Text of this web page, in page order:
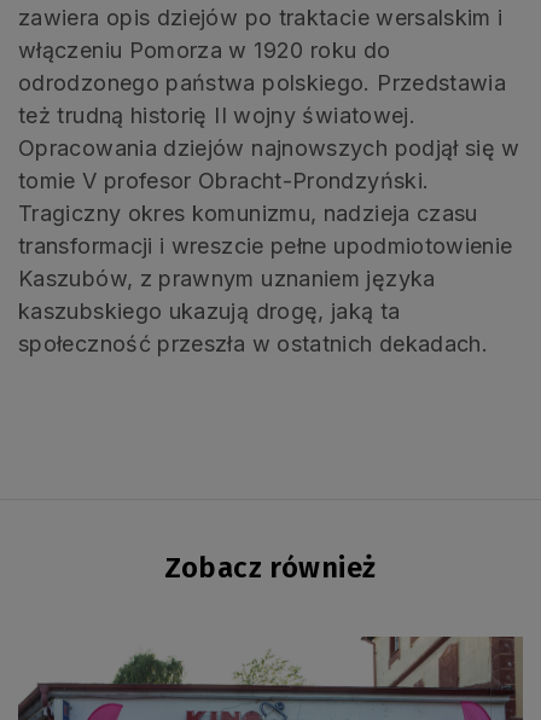
zawiera opis dziejów po traktacie wersalskim i
włączeniu Pomorza w 1920 roku do
odrodzonego państwa polskiego. Przedstawia
też trudną historię II wojny światowej.
Opracowania dziejów najnowszych podjął się w
tomie V profesor Obracht-Prondzyński.
Tragiczny okres komunizmu, nadzieja czasu
transformacji i wreszcie pełne upodmiotowienie
Kaszubów, z prawnym uznaniem języka
kaszubskiego ukazują drogę, jaką ta
społeczność przeszła w ostatnich dekadach.
Zobacz również